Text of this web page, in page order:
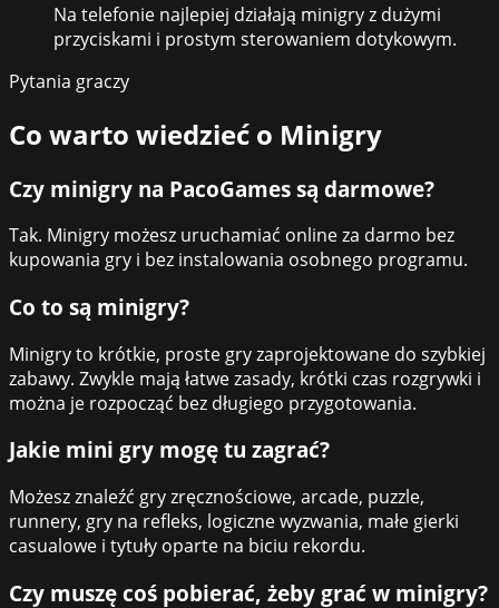
Na telefonie najlepiej działają minigry z dużymi
przyciskami i prostym sterowaniem dotykowym.
Pytania graczy
Co warto wiedzieć o Minigry
Czy minigry na PacoGames są darmowe?
Tak. Minigry możesz uruchamiać online za darmo bez
kupowania gry i bez instalowania osobnego programu.
Co to są minigry?
Minigry to krótkie, proste gry zaprojektowane do szybkiej
zabawy. Zwykle mają łatwe zasady, krótki czas rozgrywki i
można je rozpocząć bez długiego przygotowania.
Jakie mini gry mogę tu zagrać?
Możesz znaleźć gry zręcznościowe, arcade, puzzle,
runnery, gry na refleks, logiczne wyzwania, małe gierki
casualowe i tytuły oparte na biciu rekordu.
Czy muszę coś pobierać, żeby grać w minigry?